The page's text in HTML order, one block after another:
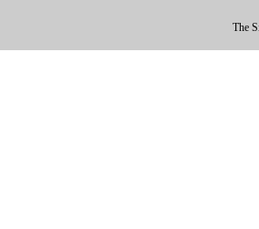
The